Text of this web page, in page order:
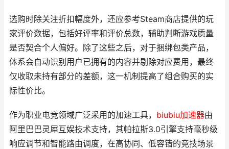
选购时除关注折扣幅度外，还应参考Steam商店提供的玩
家评价数据，包括好评率和评价总数，辅助判断游戏质量
是否契合个人偏好。除了这些之后，对于捆绑包类产品，
体系会自动识别用户已拥有的内容并剔除对应费用，最终
仅收取未持有部分的差额，这一机制提高了组合购买的实
际性价比。
作为职业电竞领域广泛采用的加速工具， biubiu加速器由
阿里巴巴灵犀互娱技术支持，其帕拉斯3.0引擎支持毫秒级
响应调节和智能路由调度，在高协同、低容错的竞技场景